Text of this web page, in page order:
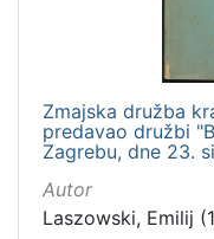
Zmajska družba
predavao družbi
Zagrebu, dne 23.
Autor
Laszowski, Emilij